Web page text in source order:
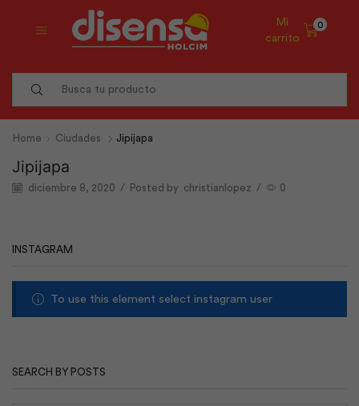
Mi
carrito
0
Home Ciudades Jipijapa
Jipijapa
diciembre 8, 2020 / Posted by christianlopez / 0
INSTAGRAM
To use this element select instagram user
SEARCH BY POSTS